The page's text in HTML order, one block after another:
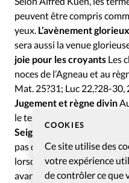
COOKIES
Ce site utilise des
votre expérience
de contrôler ce que
peuvent être compris
yeux. L’avènement
sera aussi la venue
joie pour les croyants Les
noces de l’Agneau et au
Mat. 25?31; Luc 22,?28-30,
Jugement et règne divin
le temps de jugement, un
Seigneur a donné des
pas donné d’indication sur
lorsqu’il enseignait. Il a en
avant-coureurs de son